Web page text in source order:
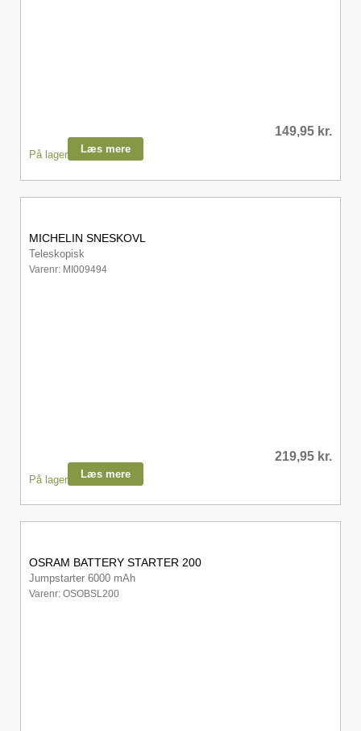
149,95 kr.
På lager Læs mere
MICHELIN SNESKOVL
Teleskopisk
Varenr: MI009494
219,95 kr.
På lager Læs mere
OSRAM BATTERY STARTER 200
Jumpstarter 6000 mAh
Varenr: OSOBSL200